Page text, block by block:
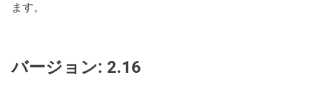
ます。
バージョン: 2.16